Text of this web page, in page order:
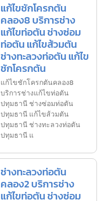
แก้ไขชักโครกตัน
คลอง8 บริการช่าง
แก้ไขท่อตัน ช่างซ่อม
ท่อตัน แก้ไขส้วมตัน
ช่างทะลวงท่อตัน แก้ไข
ชักโครกตัน
แก้ไขชักโครกตันคลอง8
บริการช่างแก้ไขท่อตัน
ปทุมธานี ช่างซ่อมท่อตัน
ปทุมธานี แก้ไขส้วมตัน
ปทุมธานี ช่างทะลวงท่อตัน
ปทุมธานี แ
ช่างทะลวงท่อตัน
คลอง2 บริการช่าง
แก้ไขท่อตัน ช่างซ่อม